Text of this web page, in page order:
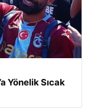
Yönelik Sıcak